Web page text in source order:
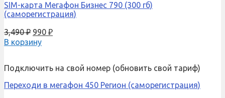
SIM-карта Мегафон Бизнес 790 (300 гб)
(саморегистрация)
3,490₽ 990 ₽
В корзину
Подключить на свой номер (обновить свой тариф)
Переходи в мегафон 450 Регион (саморегистрация)